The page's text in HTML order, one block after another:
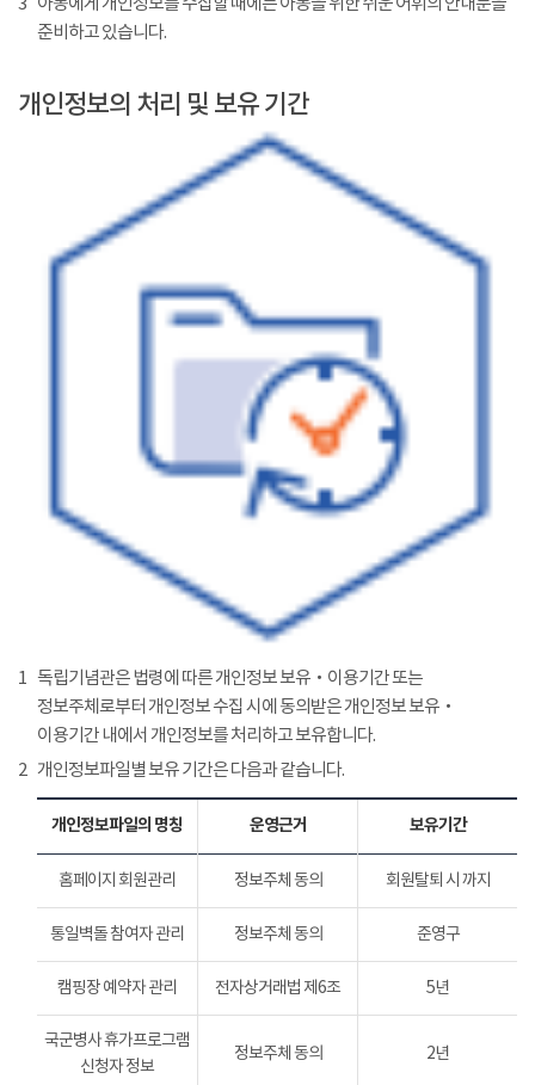
준비하고 있습니다.
개인정보의 처리 및 보유 기간
1 독립기념관은 법령에 따른 개인정보 보유‧이용기간 또는
정보주체로부터 개인정보 수집 시에 동의받은 개인정보 보유‧
이용기간 내에서 개인정보를 처리하고 보유합니다.
2 개인정보파일별 보유 기간은 다음과 같습니다.
개인정보파일의 명칭 운영근거 보유기간
홈페이지 회원관리 정보주체 동의 회원탈퇴 시 까지
통일벽돌 참여자 관리 정보주체 동의 준영구
캠핑장 예약자 관리 전자상거래법 제6조 5년
국군병사 휴가프로그램
신청자 정보
정보주체 동의 2년